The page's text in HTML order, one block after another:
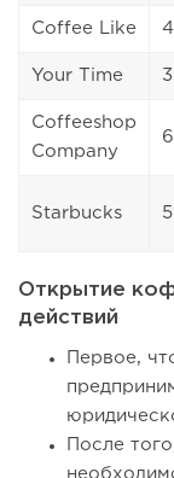
Coffee Like
Your Time
Coffeeshop
Company
Starbucks
Открытие
действий
Первое,
После